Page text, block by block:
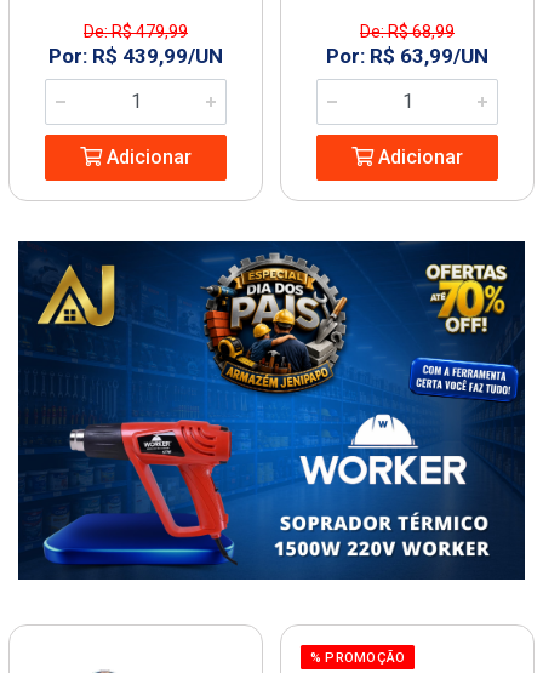
De: R$ 479,99
Por: R$ 439,99/UN
Adicionar
De: R$ 68,99
Por: R$ 63,99/UN
Adicionar
% PROMOÇÃO